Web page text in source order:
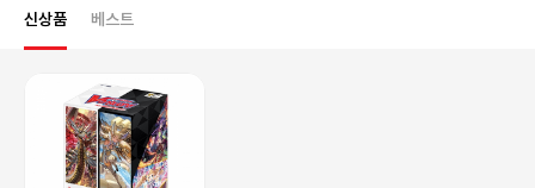
신상품 베스트